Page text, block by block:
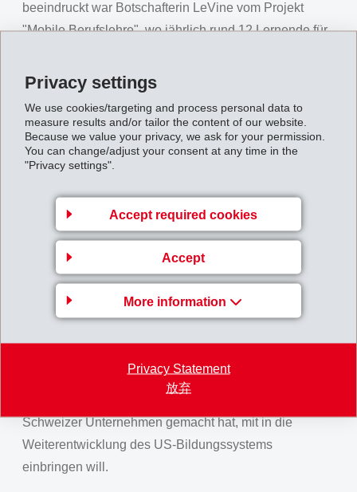
Privacy settings
We use cookies/targeting and process personal data to
measure results and/or tailor the content of our website.
Because we value your privacy, we ask for your permission.
You can change/adjust your consent at any time in the
"Privacy settings".
Accept required cookies
Accept
More information
Privacy Statement
放弃
beeindruckt war Botschafterin LeVine vom Projekt
"Mobile Berufslehre", wo jährlich rund 12 Lernende für
in den USA) arbeiten und schon als Teenager wertvolle
Auslanderfahrungen sammeln. Auch freute sie zu
hören, dass EMS in den USA auf eigene Initiative das
technisch-naturwissenschaftliche Interesse und
Fachwissen von Schülern und jungen Mitarbeitern
Den Abschluss des Botschaftsbesuchs bildete ein
Abstecher ins EMSORAMA, dem ersten Bündner
Science Center, welches seit der Eröffnung im
vergangenen Januar schon fast 3'000 begeisterte
Besucher jeden Alters empfangen konnte.
Schweizer Bildungssystem und erzählte, wie sie die
Schweizer Unternehmen gemacht hat, mit in die
Weiterentwicklung des US-Bildungssystems
einbringen will.